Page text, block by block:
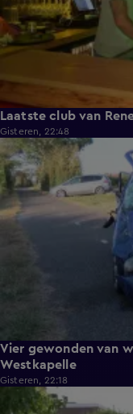
Laatste club van
Gisteren, 22:48
0:30
Vier gewonden van
Westkapelle
Gisteren, 22:18